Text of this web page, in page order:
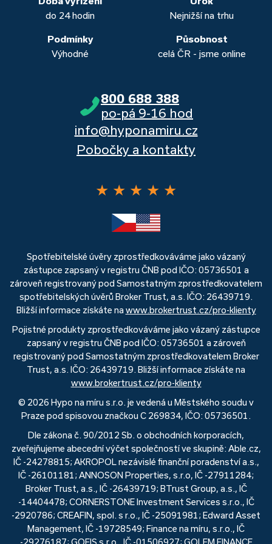
do 24 hodin
Nejnižší na trhu
Podmínky
Výhodné
Působnost
celá ČR - jsme online
800 688 388
po-pá 9-16 hod
info@hyponamiru.cz
Pobočky a kontakty
★ ★ ★ ★ ★
Spotřebitelské úvěry zprostředkováváme jako vázaný
zástupce zapsaný v registru ČNB pod IČO: 05736501 a
zároveň registrovaný pod Samostatným zprostředkovatelem
spotřebitelských úvěrů Broker Trust, a.s. IČO: 26439719.
Bližší informace získáte na www.brokertrust.cz/pro-klienty
Pojistné produkty zprostředkováváme jako vázaný zástupce
zapsaný v registru ČNB pod IČO: 05736501 a zároveň
registrovaný pod Samostatným zprostředkovatelem Broker
Trust, a.s. IČO: 26439719. Bližší informace získáte na
www.brokertrust.cz/pro-klienty
© 2026 Hypo na míru s.r.o. je vedená u Městského soudu v
Praze pod spisovou značkou C 269834, IČO: 05736501.
Dle zákona č. 90/2012 Sb. o obchodních korporacích,
zveřejňujeme abecední výčet společností ve skupině: Able.cz,
IČ -24278815; AKROPOL nezávislé finanční poradenství a.s.,
IČ -26101181; ANNOSON Properties, s.r.o, IČ -27911284;
Broker Trust, a.s., IČ -26439719; BTrust Group, a.s., IČ
-14404478; CORNERSTONE Investment Services s.r.o., IČ
-2920786; CREAFIN, spol. s r.o., IČ -25091981; Edward Asset
Management, IČ -19728549; Finance na míru, s.r.o., IČ